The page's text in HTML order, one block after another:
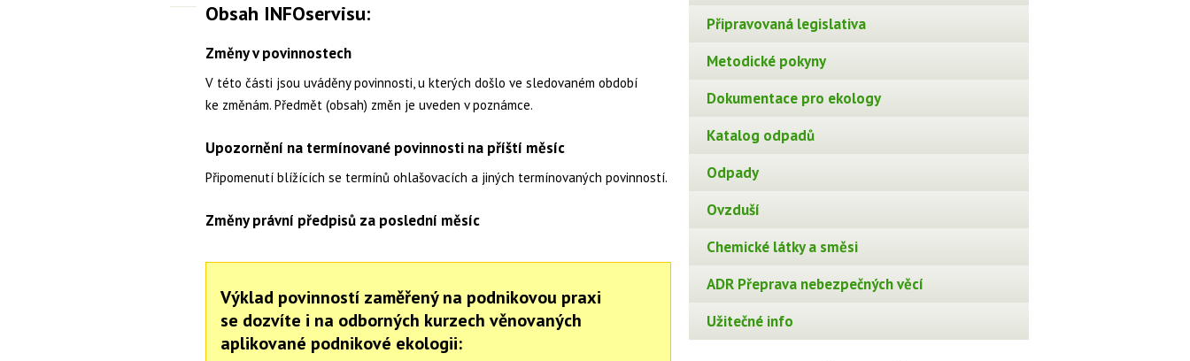
Obsah INFOservisu:
Změny v povinnostech
V této části jsou uváděny povinnosti, u kterých došlo ve sledovaném období
ke změnám. Předmět (obsah) změn je uveden v poznámce.
Upozornění na termínované povinnosti na příští měsíc
Připomenutí blížících se termínů ohlašovacích a jiných termínovaných povinností.
Změny právní předpisů za poslední měsíc
Výklad povinností zaměřený na podnikovou praxi
se dozvíte i na odborných kurzech věnovaných
aplikované podnikové ekologii:
Připravovaná legislativa
Metodické pokyny
Dokumentace pro ekology
Katalog odpadů
Odpady
Ovzduší
Chemické látky a směsi
ADR Přeprava nebezpečných věcí
Užitečné info